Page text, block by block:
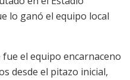
lo ganó el equipo local
el equipo encarnaceno
desde el pitazo inicial,